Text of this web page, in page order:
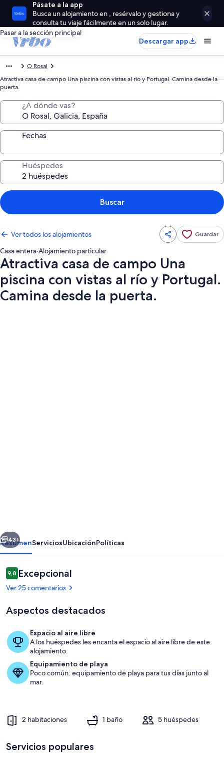
Pásate a la app
Busca un alojamiento en , resérvalo y gestiona y
consulta tu viaje fácilmente en un solo lugar.
Pasar a la sección principal
Descargar app
O Rosal
Atractiva casa de campo Una piscina con vistas al río y Portugal. Camina desde la
puerta.
¿A dónde vas?
Fechas
Huéspedes
Buscar
Ver todos los alojamientos Guardar
Casa entera·Alojamiento particular
Atractiva casa de campo Una
piscina con vistas al río y Portugal.
Camina desde la puerta.
Una
piscina
con
vistas
río
Portugal.
Camina
desde
Siguiente
43+
ResumenServiciosUbicaciónPolíticas
Comentarios
9,89,8 de 10
Excepcional
Ver 25 comentarios
Aspectos destacados
Espacio al aire libre
A los huéspedes les encanta el espacio al aire libre de este
alojamiento.
Equipamiento de playa
Poco común: equipamiento de playa para tus días junto al
mar.
2 habitaciones 1 baño 5 huéspedes
Servicios populares